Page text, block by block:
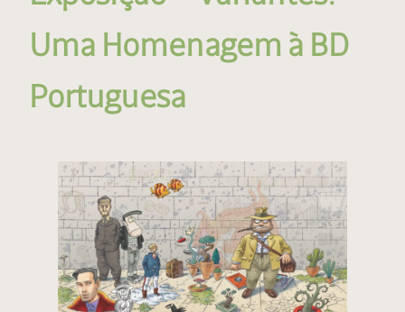
Uma Homenagem à BD
Portuguesa